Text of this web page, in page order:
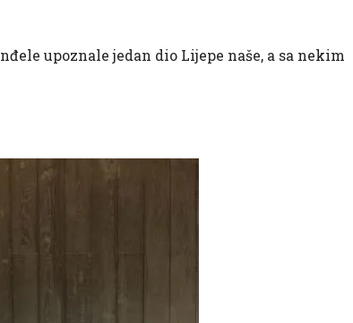
upoznale jedan dio Lijepe naše, a sa nekim